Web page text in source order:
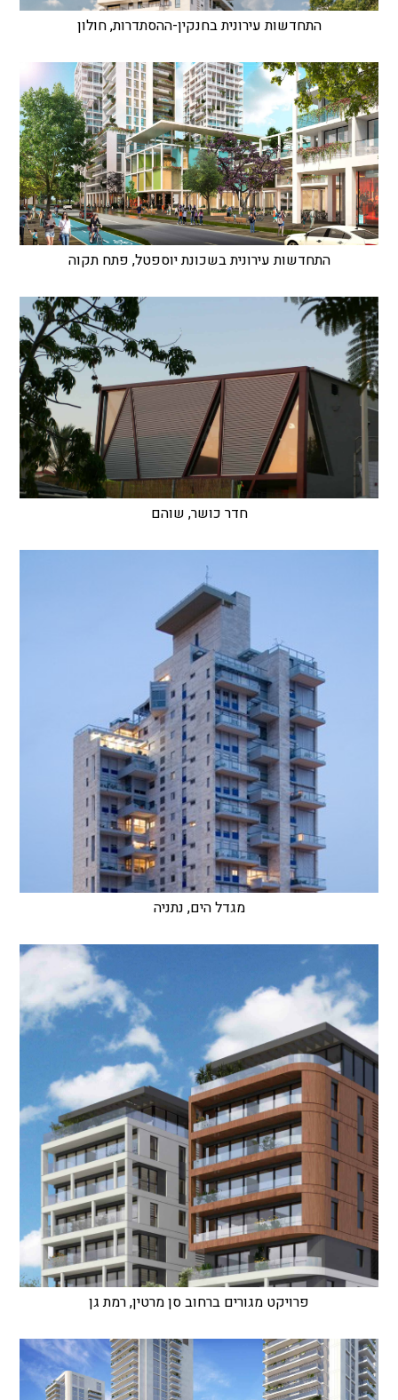
התחדשות עירונית בחנקין-ההסתדרות, חולון
התחדשות עירונית בשכונת יוספטל, פתח תקוה
חדר כושר, שוהם
מגדל הים, נתניה
פרויקט מגורים ברחוב סן מרטין, רמת גן